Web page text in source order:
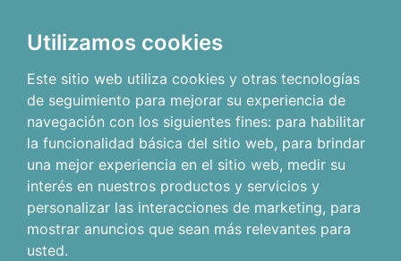
Utilizamos cookies
Este sitio web utiliza cookies y otras tecnologías
de seguimiento para mejorar su experiencia de
navegación con los siguientes fines: para habilitar
la funcionalidad básica del sitio web, para brindar
una mejor experiencia en el sitio web, medir su
interés en nuestros productos y servicios y
personalizar las interacciones de marketing, para
mostrar anuncios que sean más relevantes para
usted.